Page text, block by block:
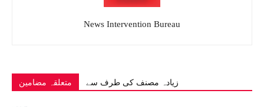
News Intervention Bureau
متعلقہ مضامین زیادہ مصنف کی طرف سے